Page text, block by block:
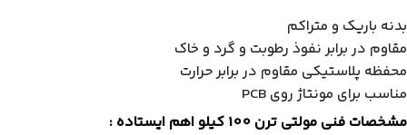
بدنه باریک و متراکم
مقاوم در برابر نفوذ رطوبت و گرد و خاک
محفظه پلاستیکی مقاوم در برابر حرارت
مناسب برای مونتاژ روی PCB
مشخصات فنی مولتی ترن 100 کیلو اهم ایستاده :